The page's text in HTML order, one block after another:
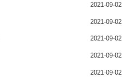
2021-09-02
2021-09-02
2021-09-02
2021-09-02
2021-09-02